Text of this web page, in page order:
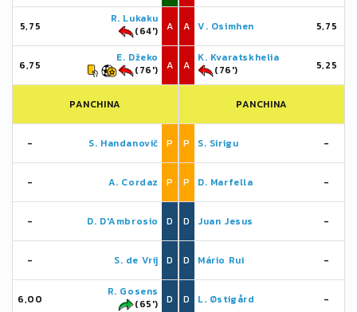
5,75
R. Lukaku
(64')
A
6,75
E. Džeko
(76')
A
PANCHINA
- S. Handanovič P
- A. Cordaz P
- D. D'Ambrosio D
- S. de Vrij D
6,00
R. Gosens
(65')
D
A V. Osimhen 5,75
A
K. Kvaratskhelia
(76')
5,25
PANCHINA
P S. Sirigu -
P D. Marfella -
D Juan Jesus -
D Mário Rui -
D L. Østigård -